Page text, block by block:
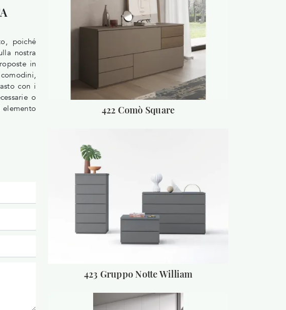
poiché
nostra
in
con i
o
422 Comò Square
423 Gruppo Notte William